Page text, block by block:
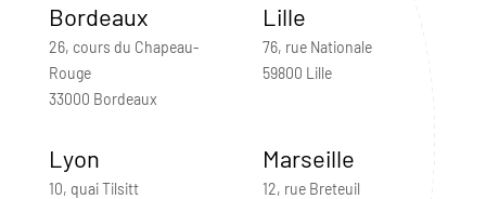
Bordeaux
26, cours du Chapeau-
Rouge
33000 Bordeaux
Lille
76, rue Nationale
59800 Lille
Lyon
10, quai Tilsitt
Marseille
12, rue Breteuil